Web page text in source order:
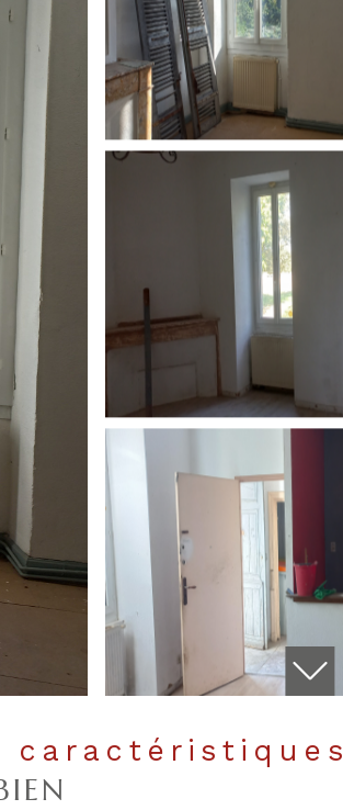
caractéristiques